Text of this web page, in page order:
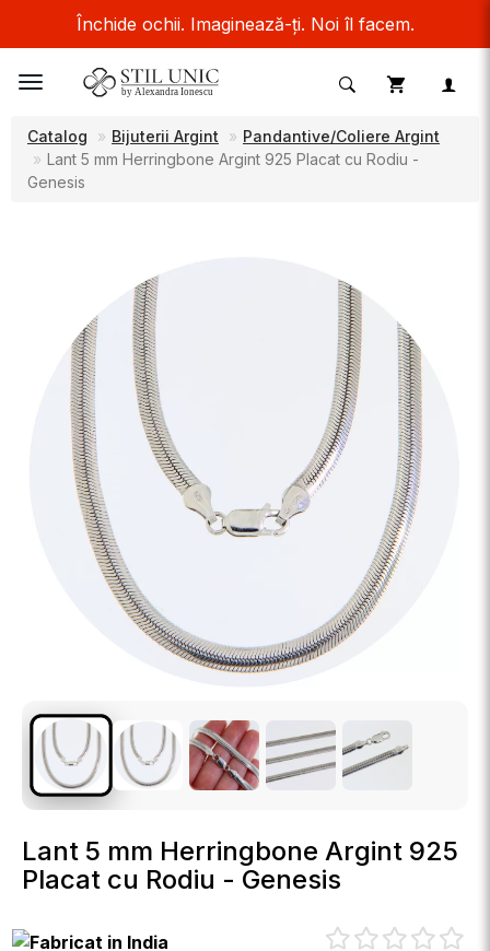
Închide ochii. Imaginează-ți. Noi îl facem.
Toggle
Catalog
Bijuterii Argint
Pandantive/Coliere Argint
Lant 5 mm Herringbone Argint 925 Placat cu Rodiu -
Genesis
Lant 5 mm Herringbone Argint 925
Placat cu Rodiu - Genesis